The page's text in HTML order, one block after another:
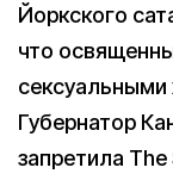
Йоркского
что
Губернатор
запретила